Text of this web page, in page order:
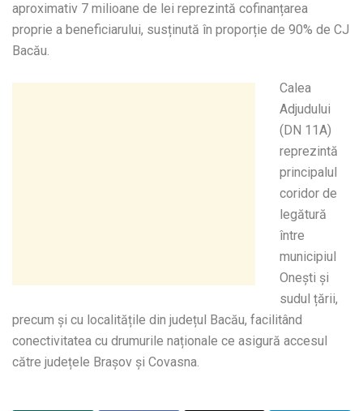
aproximativ 7 milioane de lei reprezintă cofinanțarea
proprie a beneficiarului, susținută în proporție de 90% de CJ
Bacău.
Calea
Adjudului
(DN 11A)
reprezintă
principalul
coridor de
legătură
între
municipiul
Onești și
sudul țării,
precum și cu localitățile din județul Bacău, facilitând
conectivitatea cu drumurile naționale ce asigură accesul
către județele Brașov și Covasna.